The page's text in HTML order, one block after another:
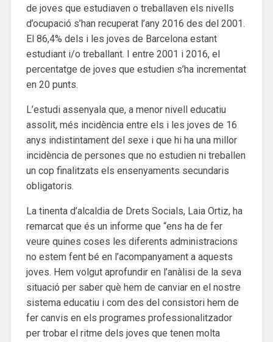
de joves que estudiaven o treballaven els nivells
d’ocupació s’han recuperat l’any 2016 des del 2001.
El 86,4% dels i les joves de Barcelona estant
estudiant i/o treballant. I entre 2001 i 2016, el
percentatge de joves que estudien s’ha incrementat
en 20 punts.
L’estudi assenyala que, a menor nivell educatiu
assolit, més incidència entre els i les joves de 16
anys indistintament del sexe i que hi ha una millor
incidència de persones que no estudien ni treballen
un cop finalitzats els ensenyaments secundaris
obligatoris.
La tinenta d’alcaldia de Drets Socials, Laia Ortiz, ha
remarcat que és un informe que “ens ha de fer
veure quines coses les diferents administracions
no estem fent bé en l’acompanyament a aquests
joves. Hem volgut aprofundir en l’anàlisi de la seva
situació per saber què hem de canviar en el nostre
sistema educatiu i com des del consistori hem de
fer canvis en els programes professionalitzador
per trobar el ritme dels joves que tenen molta